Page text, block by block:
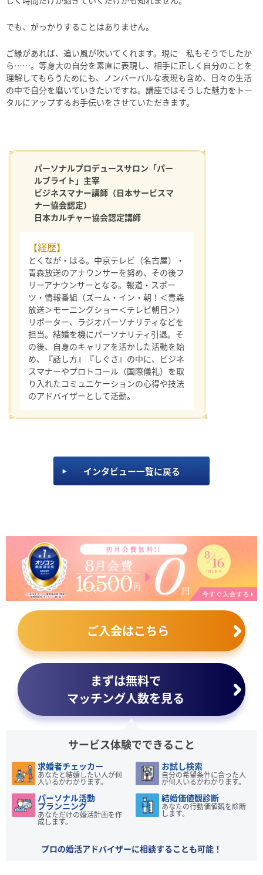
でも、がっかりすることはありません。
ご縁があれば、追い風が吹いてくれます。現に 私もそうでしたか
ら……。等身大の自分を素直に表現し、相手に正しく自分のことを
理解してもらうためにも、ノンバーバルな表現も含め、日々の生活
の中で自分を磨いていきたいですね。講座ではそうした魅力をトー
タルにアップするお手伝いをさせていただきます。
パーソナルプロデュースサロン「パー
ルブライト」主宰
ビジネスマナー講師（日本サービスマ
ナー協会認定）
日本カルチャー協会認定講師
【経歴】
とくなが・はる。中京テレビ（名古屋）・
青森放送のアナウンサーを努め、その後フ
リーアナウンサーとなる。報道・スポー
ツ・情報番組（ズーム・イン・朝！＜青森
放送＞モーニングショー＜テレビ朝日＞）
リポーター、ラジオパーソナリティなどを
担当。結婚を機にパーソナリティ引退。そ
の後、自身のキャリアを活かした活動を始
め、『話し方』『しぐさ』の中に、ビジネ
スマナーやプロトコール（国際儀礼）を取
り入れたコミュニケーションの心得や技法
のアドバイザーとして活動。
インタビュー一覧に戻る
まずは無料で
マッチング人数を見る
ご入会はこちら
サービス体験でできること
求婚者チェッカー
あなたと結婚したい人が何
人いるかわかります。
お試し検索
自分の希望条件に合った人
が何人いるかわかります。
パーソナル活動
プランニング
あなただけの婚活計画を作
成します。
結婚価値観診断
あなたの行動価値観を診断
します。
プロの婚活アドバイザーに相談することも可能！